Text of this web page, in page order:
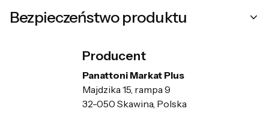
Bezpieczeństwo produktu
Producent
Panattoni Markat Plus
Majdzika 15, rampa 9
32-050 Skawina, Polska